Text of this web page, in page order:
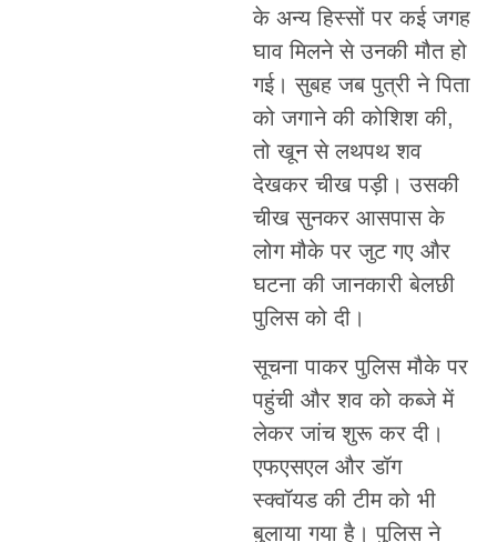
के अन्य हिस्सों पर कई जगह
घाव मिलने से उनकी मौत हो
गई। सुबह जब पुत्री ने पिता
को जगाने की कोशिश की,
तो खून से लथपथ शव
देखकर चीख पड़ी। उसकी
चीख सुनकर आसपास के
लोग मौके पर जुट गए और
घटना की जानकारी बेलछी
पुलिस को दी।
सूचना पाकर पुलिस मौके पर
पहुंची और शव को कब्जे में
लेकर जांच शुरू कर दी।
एफएसएल और डॉग
स्क्वॉयड की टीम को भी
बुलाया गया है। पुलिस ने